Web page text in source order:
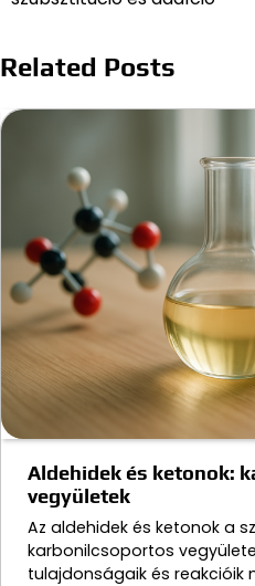
Related Posts
Aldehidek és ketonok:
vegyületek
Az aldehidek és ketonok a
karbonilcsoportos
tulajdonságaik és reakcióik